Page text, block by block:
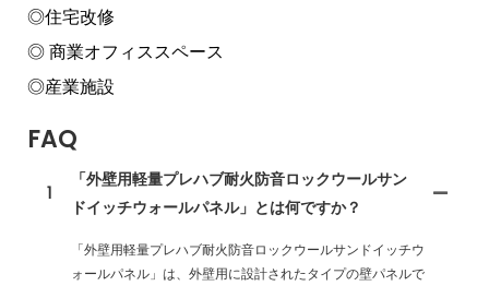
◎住宅改修
◎ 商業オフィススペース
◎産業施設
FAQ
1
「外壁用軽量プレハブ耐火防音ロックウールサン
ドイッチウォールパネル」とは何ですか？
「外壁用軽量プレハブ耐火防音ロックウールサンドイッチウ
ォールパネル」は、外壁用に設計されたタイプの壁パネルで